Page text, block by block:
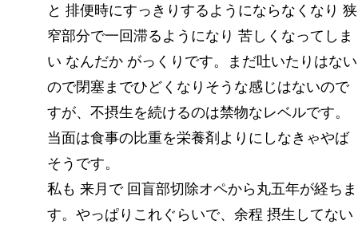
と 排便時にすっきりするようにならなくなり 狭
窄部分で一回滞るようになり 苦しくなってしま
い なんだか がっくりです。まだ吐いたりはない
ので閉塞までひどくなりそうな感じはないので
すが、不摂生を続けるのは禁物なレベルです。
当面は食事の比重を栄養剤よりにしなきゃやば
そうです。
私も 来月で 回盲部切除オペから丸五年が経ちま
す。やっぱりこれぐらいで、余程 摂生してない